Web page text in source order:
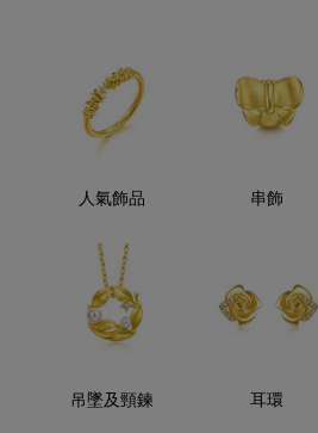
人氣飾品 串飾
吊墜及頸鍊 耳環